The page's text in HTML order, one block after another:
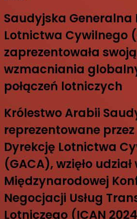
Saudyjska Generalna
Lotnictwa Cywilnego
zaprezentowała
wzmacniania
połączeń lotniczych
Królestwo Arabii
reprezentowane
Dyrekcję Lotnictwa
(GACA), wzięło udział
Międzynarodowej
Negocjacji Usług
Lotniczego (ICAN